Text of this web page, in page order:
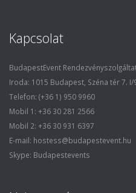
Kapcsolat
BudapestEvent
Iroda: 1015 Budapest, Széna tér 7. I/
Telefon: (+36 1) 950 9960
Mobil 1: +36 30 281 2566
Mobil 2: +36 30 931 6397
E-mail: hostess@budapestevent.hu
Skype: Budapestevents